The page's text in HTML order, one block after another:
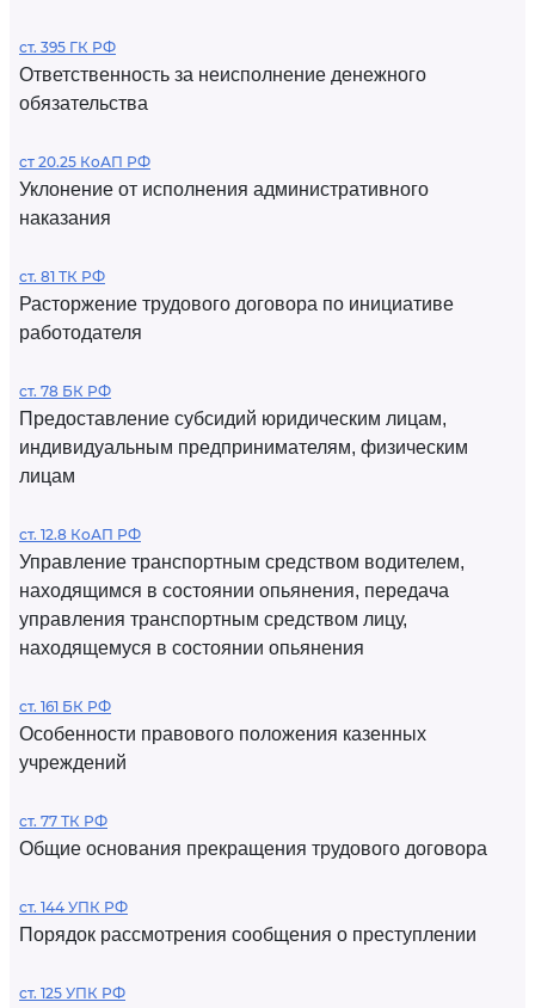
ст. 395 ГК РФ
Ответственность за неисполнение денежного
обязательства
ст 20.25 КоАП РФ
Уклонение от исполнения административного
наказания
ст. 81 ТК РФ
Расторжение трудового договора по инициативе
работодателя
ст. 78 БК РФ
Предоставление субсидий юридическим лицам,
индивидуальным предпринимателям, физическим
лицам
ст. 12.8 КоАП РФ
Управление транспортным средством водителем,
находящимся в состоянии опьянения, передача
управления транспортным средством лицу,
находящемуся в состоянии опьянения
ст. 161 БК РФ
Особенности правового положения казенных
учреждений
ст. 77 ТК РФ
Общие основания прекращения трудового договора
ст. 144 УПК РФ
Порядок рассмотрения сообщения о преступлении
ст. 125 УПК РФ